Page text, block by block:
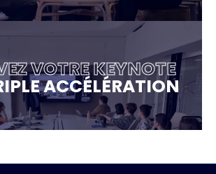
VOTRE KEYNOTE
ACCÉLÉRATION